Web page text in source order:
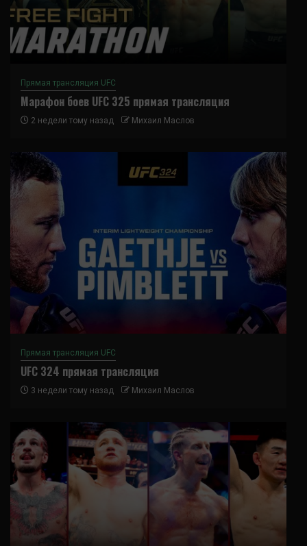
Прямая трансляция UFC
Марафон боев UFC 325 прямая трансляция
2 недели тому назад Михаил Маслов
Прямая трансляция UFC
UFC 324 прямая трансляция
3 недели тому назад Михаил Маслов